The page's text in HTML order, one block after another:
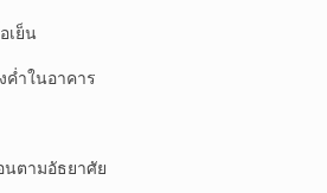
เย็น
ค่ำในอาคาร
น​ตามอัธยาศัย​